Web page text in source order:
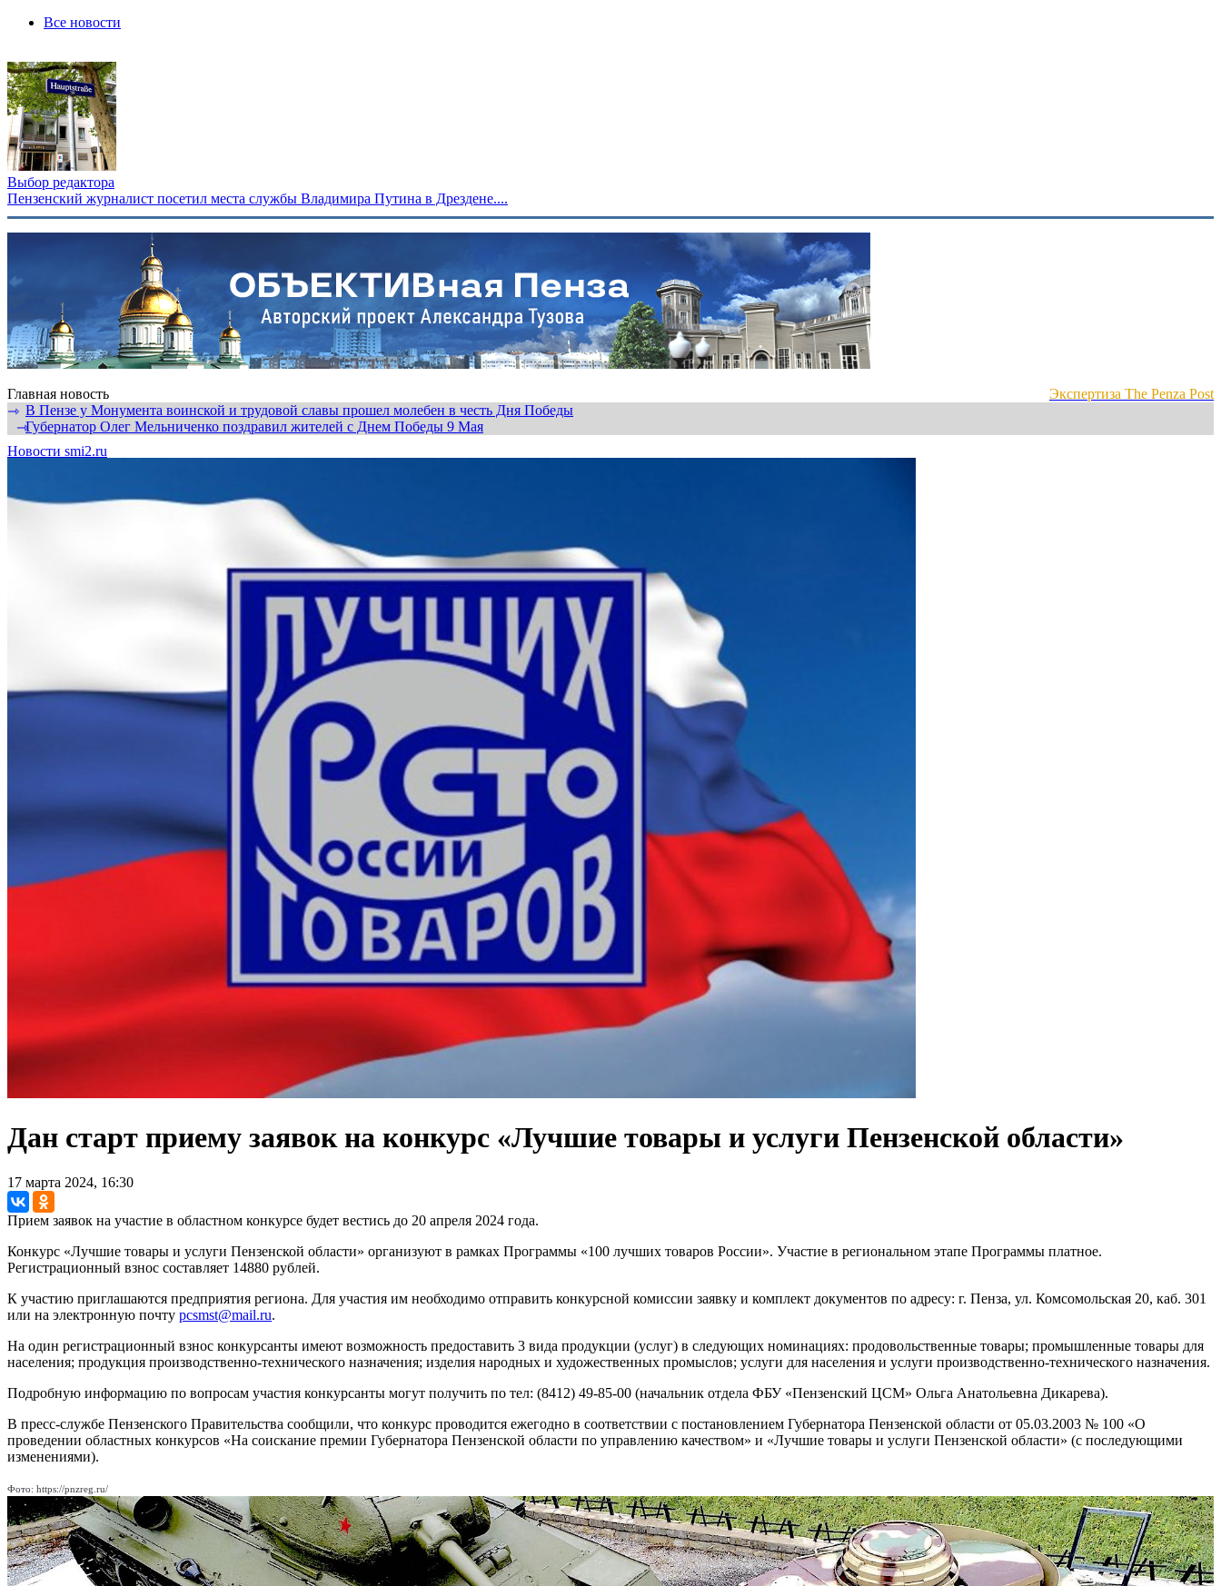
Все новости
Выбор редактора
Пензенский журналист посетил места службы Владимира Путина в Дрездене....
Главная новость
Экспертиза The Penza Post
⇾ В Пензе у Монумента воинской и трудовой славы прошел молебен в честь Дня Победы
⇾Губернатор Олег Мельниченко поздравил жителей с Днем Победы 9 Мая
Новости smi2.ru
Дан старт приему заявок на конкурс «Лучшие товары и услуги Пензенской области»
17 марта 2024, 16:30
Прием заявок на участие в областном конкурсе будет вестись до 20 апреля 2024 года.
Конкурс «Лучшие товары и услуги Пензенской области» организуют в рамках Программы «100 лучших товаров России». Участие в региональном этапе Программы платное.
Регистрационный взнос составляет 14880 рублей.
К участию приглашаются предприятия региона. Для участия им необходимо отправить конкурсной комиссии заявку и комплект документов по адресу: г. Пенза, ул. Комсомольская 20, каб. 301
или на электронную почту pcsmst@mail.ru.
На один регистрационный взнос конкурсанты имеют возможность предоставить 3 вида продукции (услуг) в следующих номинациях: продовольственные товары; промышленные товары для
населения; продукция производственно-технического назначения; изделия народных и художественных промыслов; услуги для населения и услуги производственно-технического назначения.
Подробную информацию по вопросам участия конкурсанты могут получить по тел: (8412) 49-85-00 (начальник отдела ФБУ «Пензенский ЦСМ» Ольга Анатольевна Дикарева).
В пресс-службе Пензенского Правительства сообщили, что конкурс проводится ежегодно в соответствии с постановлением Губернатора Пензенской области от 05.03.2003 № 100 «О
проведении областных конкурсов «На соискание премии Губернатора Пензенской области по управлению качеством» и «Лучшие товары и услуги Пензенской области» (с последующими
изменениями).
Фото: https://pnzreg.ru/